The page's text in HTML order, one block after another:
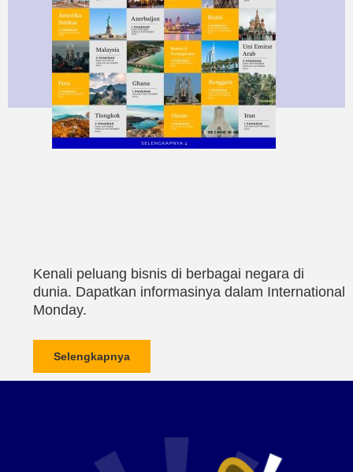
Kenali peluang bisnis di berbagai negara di
dunia. Dapatkan informasinya dalam International
Monday.
Selengkapnya